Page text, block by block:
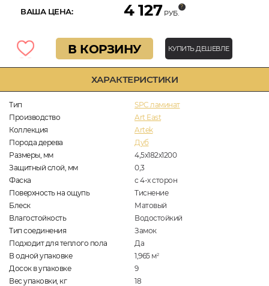
ХАРАКТЕРИСТИКИ
Тип
SPC ламинат
Производство
Art East
Коллекция
Artek
Порода дерева
Дуб
Размеры, мм
4,5х182х1200
Защитный слой, мм
0,3
Фаска
с 4-х сторон
Поверхность на ощупь
Тиснение
Блеск
Матовый
Влагостойкость
Водостойкий
Тип соединения
Замок
Подходит для теплого пола
Да
В одной упаковке
1,965 м2
Досок в упаковке
9
Вес упаковки, кг
18
ВАША ЦЕНА: 4 127 РУБ.
В КОРЗИНУ КУПИТЬ ДЕШЕВЛЕ